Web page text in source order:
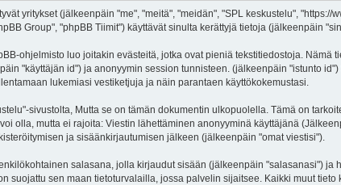
yritykset (jälkeenpäin "me", "meitä", "meidän", "SPL keskustelu", "https://
Group", "phpBB Tiimit") käyttävät sinulta kerättyjä tietoja (jälkeenpäin
ohjelmisto luo joitakin evästeitä, jotka ovat pieniä tekstitiedostoja. Nämä
"käyttäjän id") ja anonyymin session tunnisteen. (jälkeenpäin "istunto
lukemiasi vestiketjuja ja näin parantaen käyttökokemustasi.
sivustolta, Mutta se on tämän dokumentin ulkopuolella. Tämä on
olla, mutta ei rajoita: Viestin lähettäminen anonyyminä käyttäjänä
ja sisäänkirjautumisen jälkeen (jälkeenpäin "omat viestisi").
salasana, jolla kirjaudut sisään (jälkeenpäin "salasanasi") ja
suojattu sen maan tietoturvalailla, jossa palvelin sijaitsee. Kaikki muut